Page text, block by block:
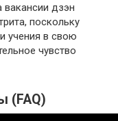
дзэн
поскольку
учения в свою
чувство
(FAQ)